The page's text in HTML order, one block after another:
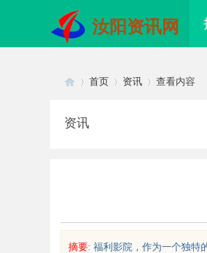
汝阳资讯网
首页 资讯 查看内容
资讯
摘要: 福利影院，作为一个独特